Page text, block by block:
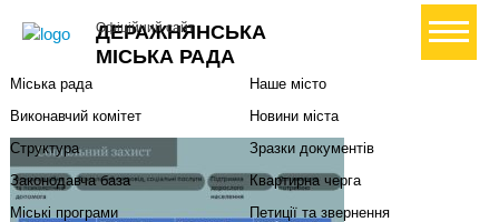
ДЕРАЖНЯНСЬКА
МІСЬКА РАДА
Офіційний сайт+ Створити петицію
Міський голова
Міська рада
Виконавчий комітет
Структура
Законодавча база
Міські програми
Наше місто
Новини міста
Зразки документів
Квартирна черга
Петиції та звернення